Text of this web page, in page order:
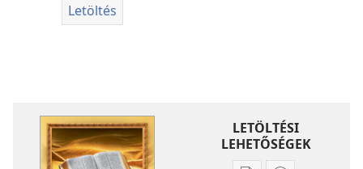
Letöltés
LETÖLTÉSI
LEHETŐSÉGEK